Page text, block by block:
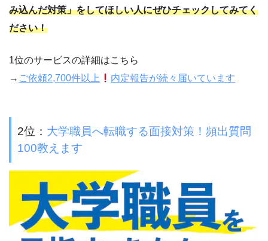
み込んだ対策」をしてほしい人にぜひチェックしてみてく
ださい！
1位のサービスの詳細はこちら
→ ご依頼2,700件以上 内定報告が続々届いています
2位： 大学職員へ転職する面接対策！頻出質問
100教えます